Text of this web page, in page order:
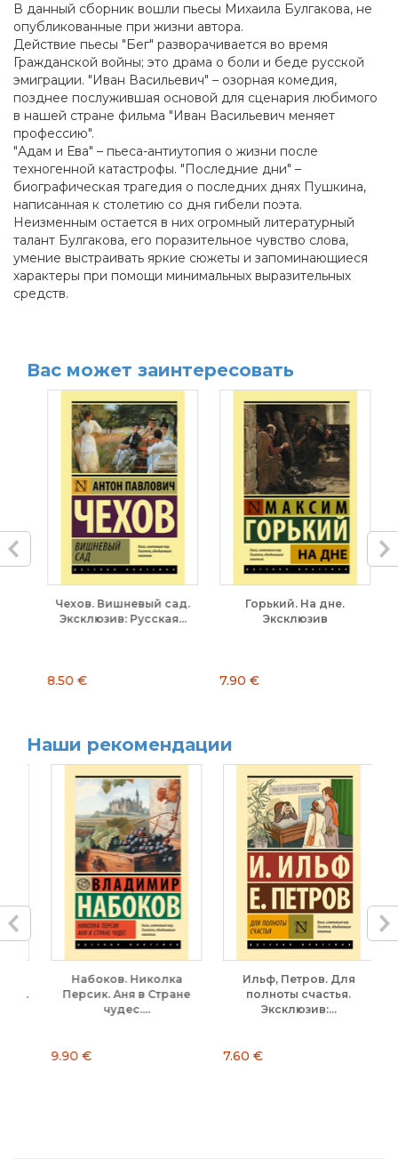
В данный сборник вошли пьесы Михаила Булгакова, не
опубликованные при жизни автора.
Действие пьесы "Бег" разворачивается во время
Гражданской войны; это драма о боли и беде русской
эмиграции. "Иван Васильевич" – озорная комедия,
позднее послужившая основой для сценария любимого
в нашей стране фильма "Иван Васильевич меняет
профессию".
"Адам и Ева" – пьеса-антиутопия о жизни после
техногенной катастрофы. "Последние дни" –
биографическая трагедия о последних днях Пушкина,
написанная к столетию со дня гибели поэта.
Неизменным остается в них огромный литературный
талант Булгакова, его поразительное чувство слова,
умение выстраивать яркие сюжеты и запоминающиеся
характеры при помощи минимальных выразительных
средств.
Вас может заинтересовать
Чехов. Вишневый сад.
Эксклюзив: Русская...
8.50 €
Горький. На дне.
Эксклюзив
7.90 €
Наши рекомендации
Набоков. Николка
Персик. Аня в Стране
чудес....
9.90 €
Ильф, Петров. Для
полноты счастья.
Эксклюзив:...
7.60 €